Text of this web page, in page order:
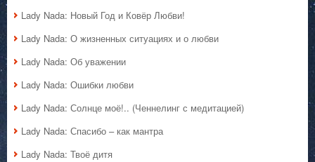
Lady Nada: Новый Год и Ковёр Любви!
Lady Nada: О жизненных ситуациях и о любви
Lady Nada: Об уважении
Lady Nada: Ошибки любви
Lady Nada: Солнце моё!.. (Ченнелинг с медитацией)
Lady Nada: Спасибо – как мантра
Lady Nada: Твоё дитя